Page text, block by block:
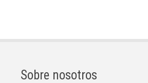
Sobre nosotros